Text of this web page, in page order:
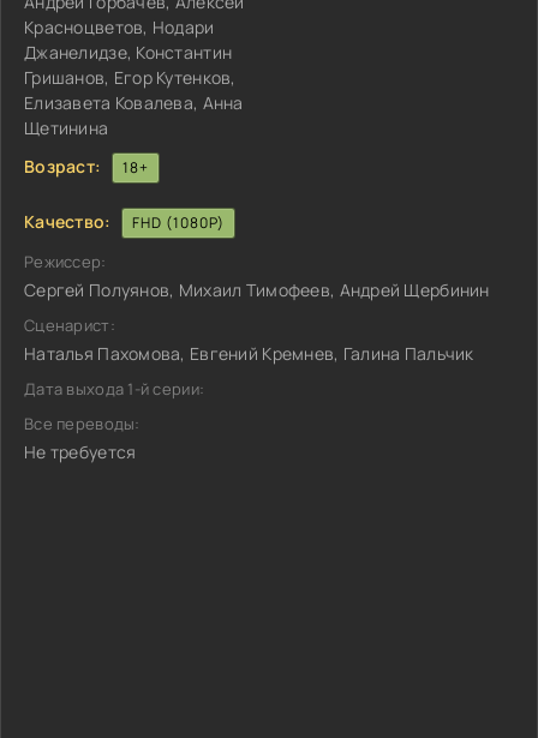
Красноцветов, Нодари
Джанелидзе, Константин
Гришанов, Егор Кутенков,
Елизавета Ковалева, Анна
Щетинина
Возраст:
18+
Качество: FHD (1080P)
Режиссер:
Сергей Полуянов, Михаил Тимофеев, Андрей Щербинин
Сценарист:
Наталья Пахомова, Евгений Кремнев, Галина Пальчик
Дата выхода 1-й серии:
Все переводы:
Не требуется